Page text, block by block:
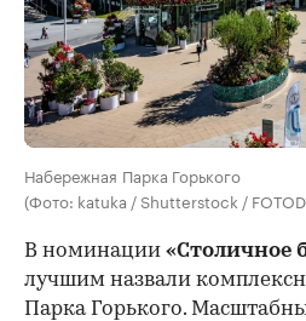
Набережная Парка Горького
(Фото: katuka / Shutterstock /
В номинации «Столичное
лучшим назвали
Парка Горького.